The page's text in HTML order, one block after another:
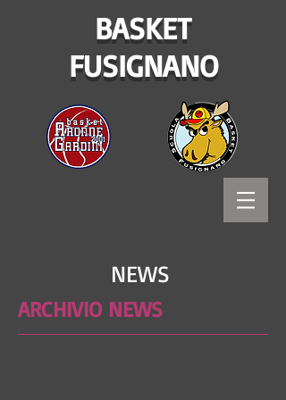
BASKET
FUSIGNANO
NEWS
ARCHIVIO NEWS